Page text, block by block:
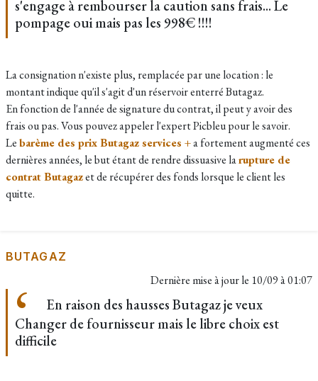
s'engage à rembourser la caution sans frais... Le
pompage oui mais pas les 998€ !!!!
La consignation n'existe plus, remplacée par une location : le
montant indique qu'il s'agit d'un réservoir enterré Butagaz.
En fonction de l'année de signature du contrat, il peut y avoir des
frais ou pas. Vous pouvez appeler l'expert Picbleu pour le savoir.
Lebarème des prix Butagaz services +a fortement augmenté ces
dernières années, le but étant de rendre dissuasive larupture de
contrat Butagazet de récupérer des fonds lorsque le client les
quitte.
BUTAGAZ
Dernière mise à jour le 10/09 à 01:07
En raison des hausses Butagaz je veux
Changer de fournisseur mais le libre choix est
difficile